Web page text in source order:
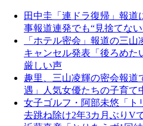
田中圭「連ドラ復帰」報
事報道連発でも“見捨てな
「ホテル密会」報道の三
キャンセル発表「後ろめた
厳しい声
趣里、三山凌輝の密会報道
遇」人気女優たちの子育て
女子ゴルフ・阿部未悠「ト
去跳ね除け2年3カ月ぶりV